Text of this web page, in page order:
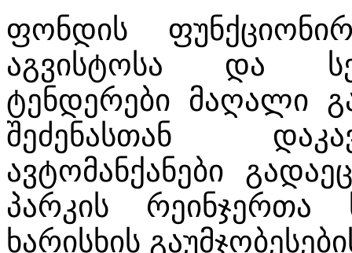
ფონდის
აგვისტოსა და
ტენდერები მაღალი
შეძენასთან
ავტომანქანები
პარკის რეინჯერთა
ხარისხის